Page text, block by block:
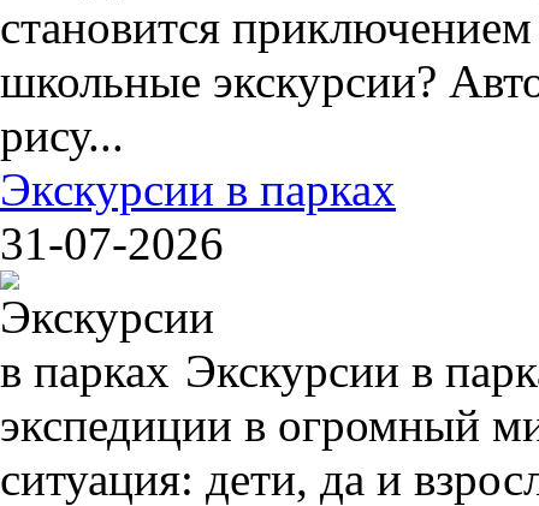
становится
школьные экскурсии?
рису...
Экскурсии в парках
31-07-2026
Экскурсии в
экспедиции в огромный
ситуация: дети, да и